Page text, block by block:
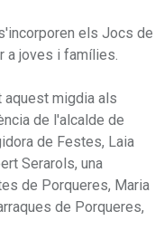
els Jocs de
a joves i famílies.
aquest migdia als
de l'alcalde de
de Festes, Laia
Serarols, una
de Porqueres, Maria
de Porqueres,